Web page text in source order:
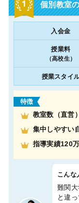
個別教室
入会金
授業料
（高校生）
授業スタイ
特徴
教室数（直営
集中しやすい
指導実績120
こんな
難関
と違